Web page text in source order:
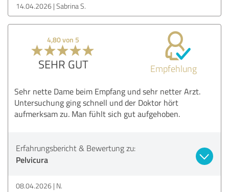
14.04.2026 Sabrina S.
4,80 von 5
SEHR GUT Empfehlung
Sehr nette Dame beim Empfang und sehr netter Arzt.
Untersuchung ging schnell und der Doktor hört
aufmerksam zu. Man fühlt sich gut aufgehoben.
Erfahrungsbericht & Bewertung zu:
Pelvicura
08.04.2026 N.